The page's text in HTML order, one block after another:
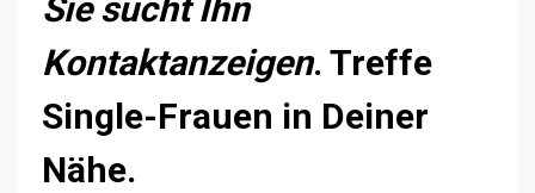
Sie sucht Ihn
Kontaktanzeigen. Treffe
Single-Frauen in Deiner
Nähe.